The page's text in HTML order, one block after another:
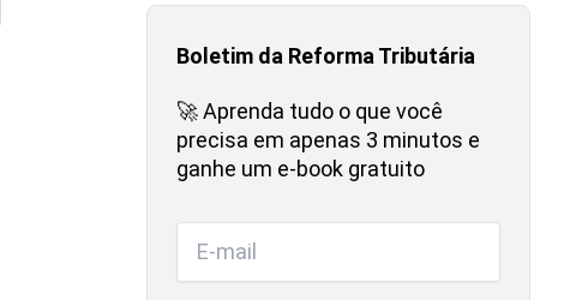
Boletim da Reforma Tributária
🚀 Aprenda tudo o que você
precisa em apenas 3 minutos e
ganhe um e-book gratuito